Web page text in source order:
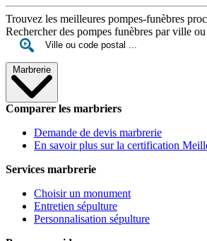
Trouvez les meilleures pompes-funèbres
Rechercher des pompes funèbres par ville
Marbrerie
Comparer les marbriers
Demande de devis marbrerie
En savoir plus sur la certification
Services marbrerie
Choisir un monument
Entretien sépulture
Personnalisation sépulture